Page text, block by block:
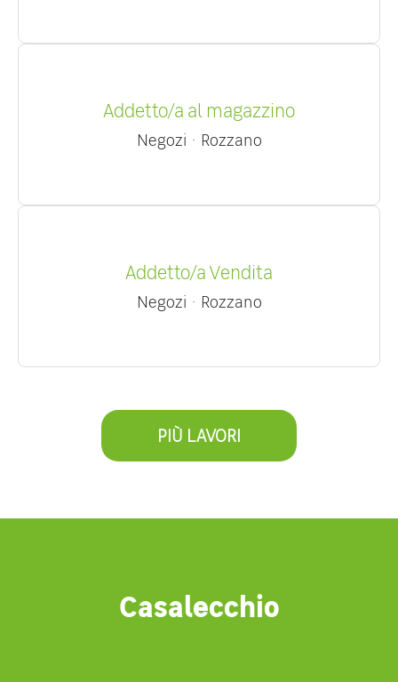
Addetto/a al magazzino
Negozi · Rozzano
Addetto/a Vendita
Negozi · Rozzano
PIÙ LAVORI
Casalecchio